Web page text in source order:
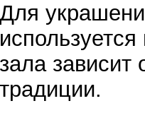
Для
зала зависит
традиции.